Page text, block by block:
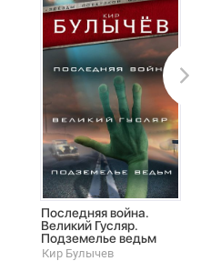
Последняя война.
Великий Гусляр.
Подземелье ведьм
Кир Булычев